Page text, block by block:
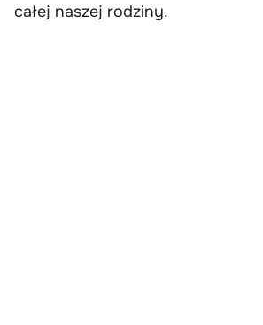
całej naszej rodziny.